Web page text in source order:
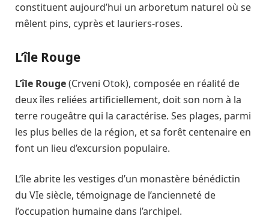
constituent aujourd’hui un arboretum naturel où se
mêlent pins, cyprès et lauriers-roses.
L’île Rouge
L’île Rouge(Crveni Otok), composée en réalité de
deux îles reliées artificiellement, doit son nom à la
terre rougeâtre qui la caractérise. Ses plages, parmi
les plus belles de la région, et sa forêt centenaire en
font un lieu d’excursion populaire.
L’île abrite les vestiges d’un monastère bénédictin
du VIe siècle, témoignage de l’ancienneté de
l’occupation humaine dans l’archipel.